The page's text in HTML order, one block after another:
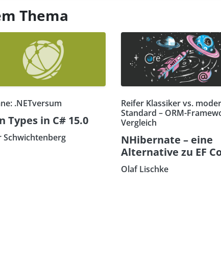
Thema
.NETversum
Types in C# 15.0
Schwichtenberg
Reifer Klassiker vs.
Standard – ORM-
Vergleich
NHibernate – eine
Alternative zu EF
Olaf Lischke